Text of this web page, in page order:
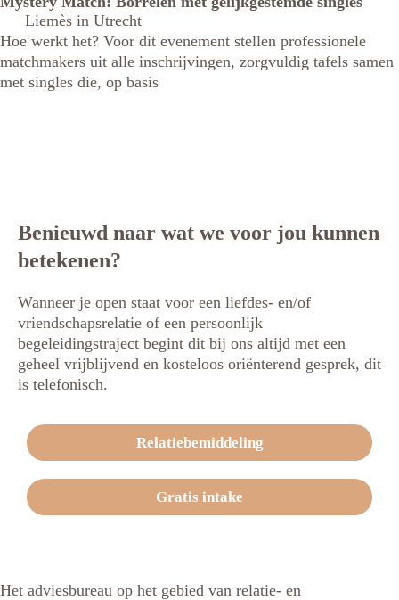
Liemès in Utrecht
Hoe werkt het? Voor dit evenement stellen professionele
matchmakers uit alle inschrijvingen, zorgvuldig tafels samen
met singles die, op basis
Benieuwd naar wat we voor jou kunnen
betekenen?
Wanneer je open staat voor een liefdes- en/of
vriendschapsrelatie of een persoonlijk
begeleidingstraject begint dit bij ons altijd met een
geheel vrijblijvend en kosteloos oriënterend gesprek, dit
is telefonisch.
Relatiebemiddeling
Gratis intake
Het adviesbureau op het gebied van relatie- en